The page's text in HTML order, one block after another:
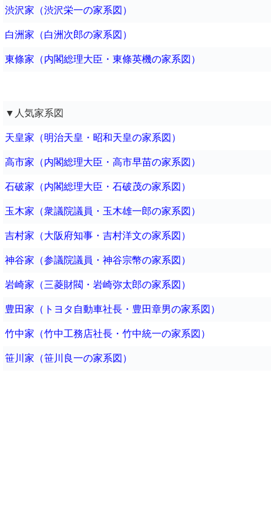
渋沢家（渋沢栄一の家系図）
白洲家（白洲次郎の家系図）
東條家（内閣総理大臣・東條英機の家系図）
▼人気家系図
天皇家（明治天皇・昭和天皇の家系図）
高市家（内閣総理大臣・高市早苗の家系図）
石破家（内閣総理大臣・石破茂の家系図）
玉木家（衆議院議員・玉木雄一郎の家系図）
吉村家（大阪府知事・吉村洋文の家系図）
神谷家（参議院議員・神谷宗幣の家系図）
岩崎家（三菱財閥・岩崎弥太郎の家系図）
豊田家（トヨタ自動車社長・豊田章男の家系図）
竹中家（竹中工務店社長・竹中統一の家系図）
笹川家（笹川良一の家系図）